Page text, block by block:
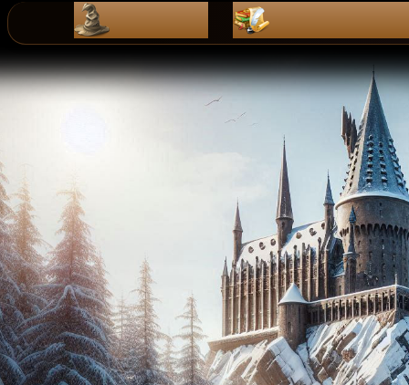
ZaPiSy